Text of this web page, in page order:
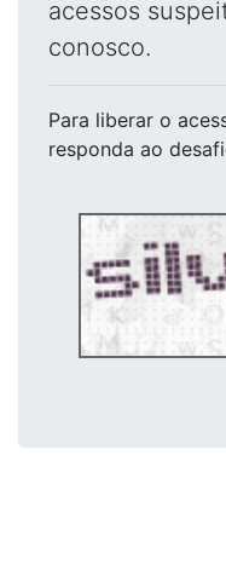
acessos
conosco.
Para liberar o
responda ao